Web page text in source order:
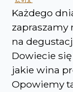
Każdego
zapraszamy
na
Dowiecie
jakie wina
Opowiemy